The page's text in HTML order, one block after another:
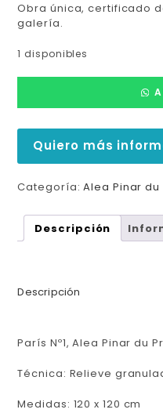
Obra única, certificado
galería.
1 disponibles
Quiero más
Categoría:Alea Pinar du
Descripción
Descripción
París Nº1, Alea Pinar du
Técnica: Relieve
Medidas: 120 x 120 cm